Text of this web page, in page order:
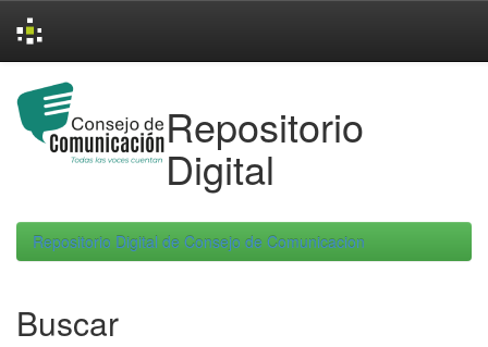
navigation
Repositorio
Digital
Repositorio Digital de Consejo de Comunicacion
Buscar